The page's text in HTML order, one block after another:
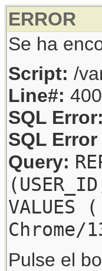
ERROR
Se ha
Script: /
Line#: 400
SQL Error:
SQL Error
Query:
Pulse el